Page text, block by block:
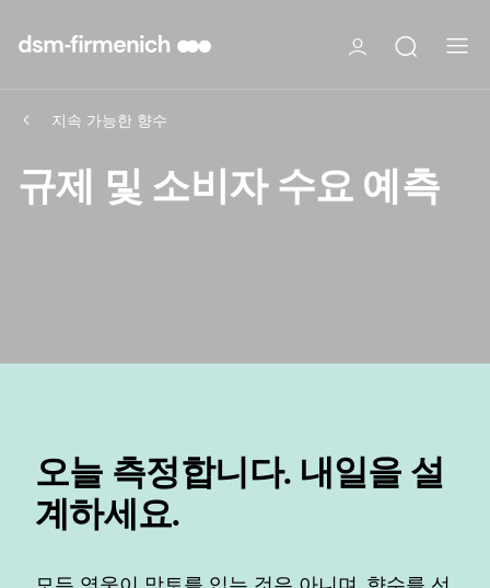
지속 가능한 향수
규제 및 소비자 수요 예측
오늘 측정합니다. 내일을 설
계하세요.